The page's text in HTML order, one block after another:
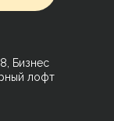
Бизнес
лофт